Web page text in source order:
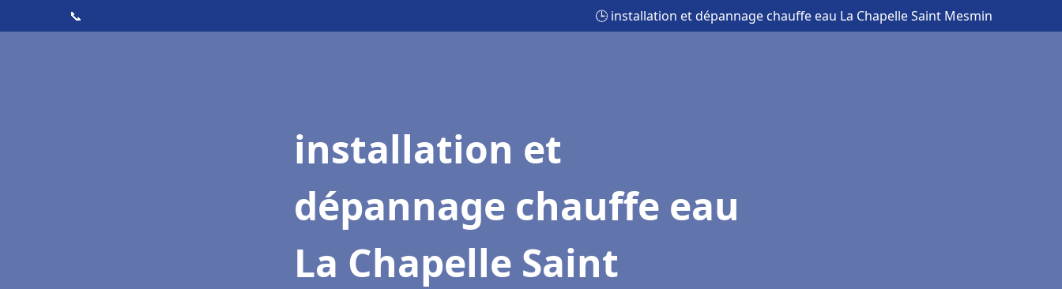
📞 🕒 installation et dépannage chauffe eau La Chapelle Saint Mesmin
installation et
dépannage chauffe eau
La Chapelle Saint